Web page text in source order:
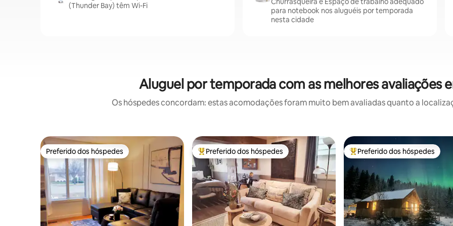
(Thunder Bay) têm Wi-Fi
para notebook nos aluguéis por temporada
nesta cidade
Aluguel por temporada com as melhores avaliações
Os hóspedes concordam: estas acomodações foram muito bem avaliadas quanto a
Preferido dos hóspedes
Preferido dos hóspedes Entre os melhores preferidos dos hóspedes
Preferido dos hóspedes Entre os melhores preferidos
Preferido dos hóspedes